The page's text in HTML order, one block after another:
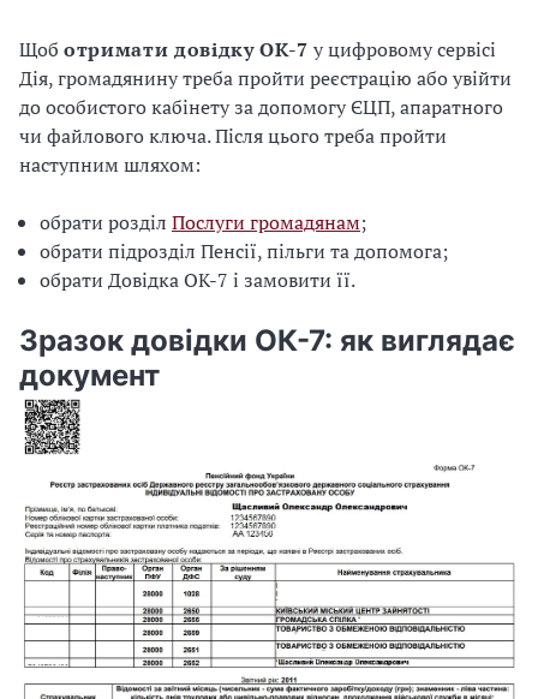
Щоб отримати довідку ОК-7 у цифровому сервісі
Дія, громадянину треба пройти реєстрацію або увійти
до особистого кабінету за допомогу ЄЦП, апаратного
чи файлового ключа. Після цього треба пройти
наступним шляхом:
обрати розділ Послуги громадянам;
обрати підрозділ Пенсії, пільги та допомога;
обрати Довідка ОК-7 і замовити її.
Зразок довідки ОК-7: як виглядає
документ